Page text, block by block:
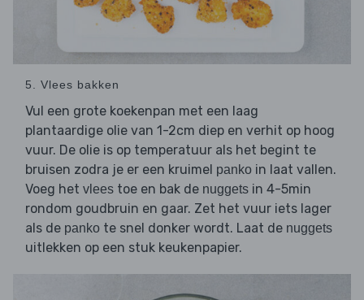
5. Vlees bakken
Vul een grote koekenpan met een laag
plantaardige olie van 1-2cm diep en verhit op hoog
vuur. De olie is op temperatuur als het begint te
bruisen zodra je er een kruimel panko in laat vallen.
Voeg het vlees toe en bak de nuggets in 4-5min
rondom goudbruin en gaar. Zet het vuur iets lager
als de panko te snel donker wordt. Laat de nuggets
uitlekken op een stuk keukenpapier.